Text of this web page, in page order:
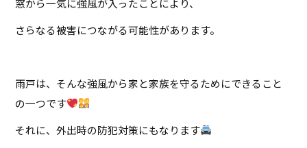
窓から一気に強風が入ったことにより、
さらなる被害につながる可能性があります。
雨戸は、そんな強風から家と家族を守るためにできること
の一つです
それに、外出時の防犯対策にもなります